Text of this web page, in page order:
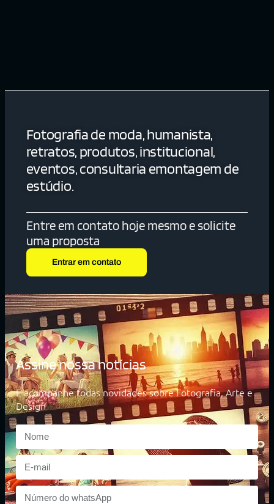
Fotografia de moda, humanista,
retratos, produtos, institucional,
eventos, consultaria emontagem de
estúdio.
Entre em contato hoje mesmo e solicite
uma proposta
Entrar em contato
Assine nossa notícias
E acompanhe todas novidades sobre Fotografia, Arte e
Design